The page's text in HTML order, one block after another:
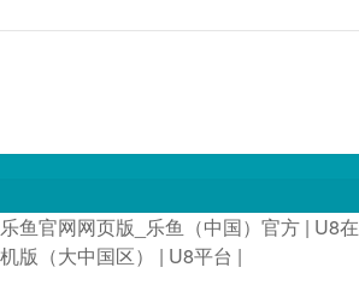
乐鱼官网网页版_乐鱼（中国）官方 | U8
机版（大中国区）
| U8平台 |